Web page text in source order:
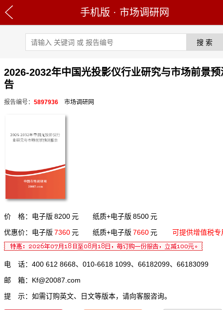
手机版 · 市场调研网
2026-2032年中国光投影仪行业研究与市场前景预
告
报告编号： 5897936 市场调研网
价 格：电子版 8200 元 纸质+电子版 8500 元
优惠价：电子版 7360 元 纸质+电子版 7660 元 可提供增值税专
电 话：400 612 8668、010-6618 1099、66182099、66183099
邮 箱： Kf@20087.com
提 示：如需订购英文、日文等版本，请向客服咨询。